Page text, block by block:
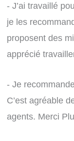
- J’ai travaillé
je les
proposent des
apprécié
- Je
C’est agréable
agents. Merci